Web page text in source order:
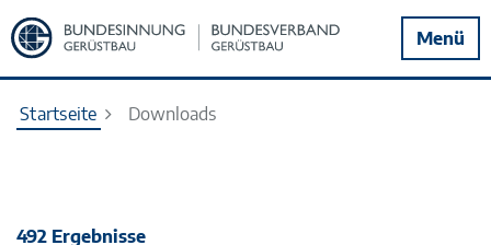
Zur
Startseite
Menü
Startseite Downloads
492 Ergebnisse